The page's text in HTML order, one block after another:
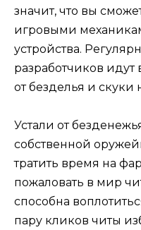
значит, что вы
игровыми
устройства.
разработчиков идут
от безделья и скуки
Устали от
собственной
тратить время на
пожаловать в мир
способна
пару кликов читы